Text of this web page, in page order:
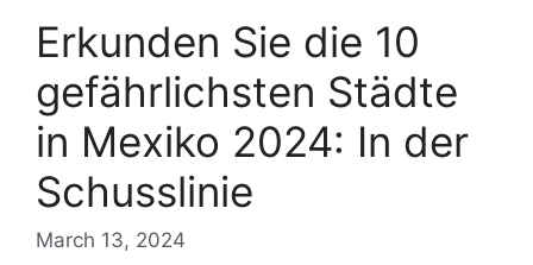
Erkunden Sie die 10
gefährlichsten Städte
in Mexiko 2024: In der
Schusslinie
March 13, 2024